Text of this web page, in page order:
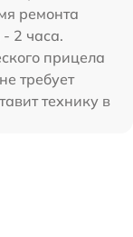
ремонта
2 часа.
прицела
требует
технику в